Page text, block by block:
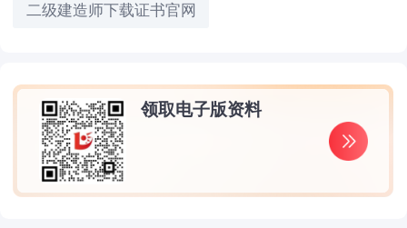
二级建造师下载证书官网
领取电子版资料